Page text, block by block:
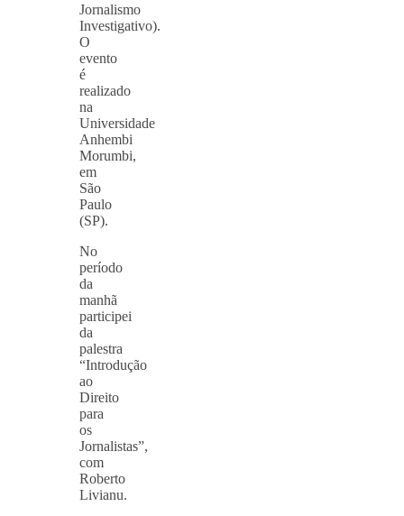
Jornalismo
Investigativo).
O
evento
é
realizado
na
Universidade
Anhembi
Morumbi,
em
São
Paulo
(SP).
No
período
da
manhã
participei
da
palestra
“Introdução
ao
Direito
para
os
Jornalistas”,
com
Roberto
Livianu.